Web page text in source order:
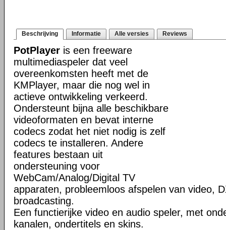
Beschrijving Informatie Alle versies Reviews
PotPlayer is een freeware
multimediaspeler dat veel
overeenkomsten heeft met de
KMPlayer, maar die nog wel in
actieve ontwikkeling verkeerd.
Ondersteunt bijna alle beschikbare
videoformaten en bevat interne
codecs zodat het niet nodig is zelf
codecs te installeren. Andere
features bestaan uit
ondersteuning voor
WebCam/Analog/Digital TV
apparaten, probleemloos afspelen van video,
broadcasting.
Een functierijke video en audio speler, met
kanalen, ondertitels en skins.